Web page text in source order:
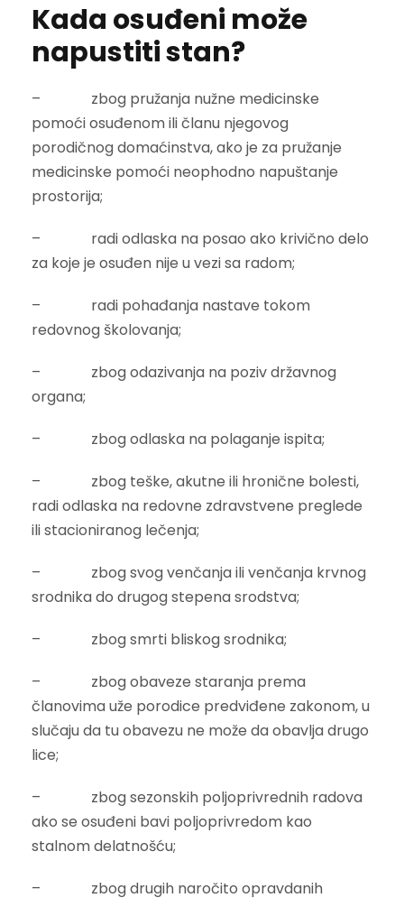
Kada osuđeni može
napustiti stan?
– zbog pružanja nužne medicinske
pomoći osuđenom ili članu njegovog
porodičnog domaćinstva, ako je za pružanje
medicinske pomoći neophodno napuštanje
prostorija;
– radi odlaska na posao ako krivično delo
za koje je osuđen nije u vezi sa radom;
– radi pohađanja nastave tokom
redovnog školovanja;
– zbog odazivanja na poziv državnog
organa;
– zbog odlaska na polaganje ispita;
– zbog teške, akutne ili hronične bolesti,
radi odlaska na redovne zdravstvene preglede
ili stacioniranog lečenja;
– zbog svog venčanja ili venčanja krvnog
srodnika do drugog stepena srodstva;
– zbog smrti bliskog srodnika;
– zbog obaveze staranja prema
članovima uže porodice predviđene zakonom, u
slučaju da tu obavezu ne može da obavlja drugo
lice;
– zbog sezonskih poljoprivrednih radova
ako se osuđeni bavi poljoprivredom kao
stalnom delatnošću;
– zbog drugih naročito opravdanih